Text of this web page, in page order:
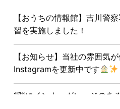
【おうちの情報館】吉川警
習を実施しました！
【お知らせ】当社の雰囲気
Instagramを更新中です
1階にインナーガレージのあ